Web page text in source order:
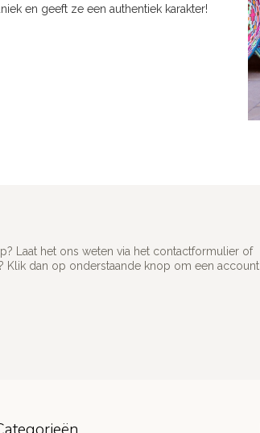
en geeft ze een authentiek karakter!
Laat het ons weten via het contactformulier of
Klik dan op onderstaande knop om een account